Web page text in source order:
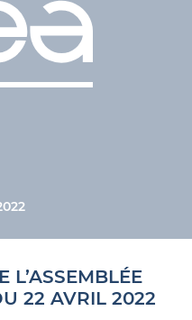
L’ASSEMBLÉE
22 AVRIL 2022